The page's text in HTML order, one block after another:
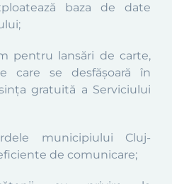
baza de date
pentru lansări de carte,
care se desfășoară în
gratuită a Serviciului
municipiului Cluj-
de comunicare;